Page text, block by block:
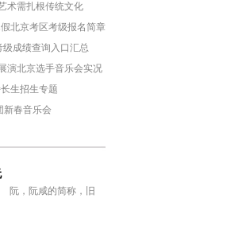
术需扎根传统文化
北京考区考级报名简章
成绩查询入口汇总
演北京选手音乐会实况
生招生专题
新春音乐会
，阮咸的简称，旧